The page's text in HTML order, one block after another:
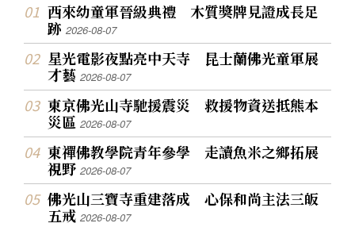
西來幼童軍晉級典禮 木質獎牌見證成長足
跡2026-08-07
星光電影夜點亮中天寺 昆士蘭佛光童軍展
才藝2026-08-07
東京佛光山寺馳援震災 救援物資送抵熊本
災區2026-08-07
東禪佛教學院青年參學 走讀魚米之鄉拓展
視野2026-08-07
佛光山三寶寺重建落成 心保和尚主法三皈
五戒2026-08-07